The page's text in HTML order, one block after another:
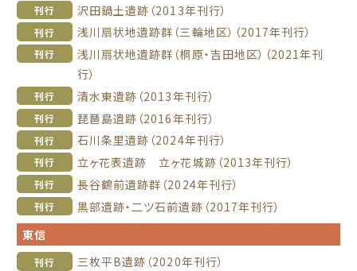
刊行 沢田鍋土遺跡（2013年刊行）
刊行 浅川扇状地遺跡群（三輪地区）（2017年刊行）
刊行
浅川扇状地遺跡群（桐原・吉田地区）（2021年刊
行）
刊行 清水東遺跡（2013年刊行）
刊行 琵琶島遺跡（2016年刊行）
刊行 石川条里遺跡（2024年刊行）
刊行 立ヶ花表遺跡 立ヶ花城跡（2013年刊行）
刊行 長谷鶴前遺跡群（2024年刊行）
刊行
黒部遺跡・二ツ石前遺跡（2017年刊行）
東信
刊行 三枚平B遺跡（2020年刊行）